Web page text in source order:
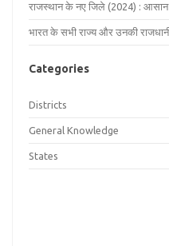
राजस्थान के नए जिले (2024) : आसान
भारत के सभी राज्य और उनकी
Categories
Districts
General Knowledge
States